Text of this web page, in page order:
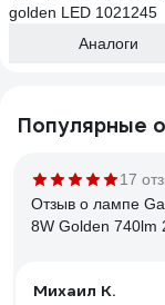
golden LED 1021245
Аналоги
Популярные
17
Отзыв о лампе
8W Golden 740lm
Михаил К.